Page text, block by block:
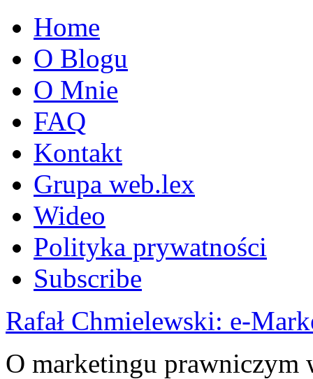
Home
O Blogu
O Mnie
FAQ
Kontakt
Grupa web.lex
Wideo
Polityka prywatności
Subscribe
Rafał Chmielewski: e-
O marketingu prawniczym